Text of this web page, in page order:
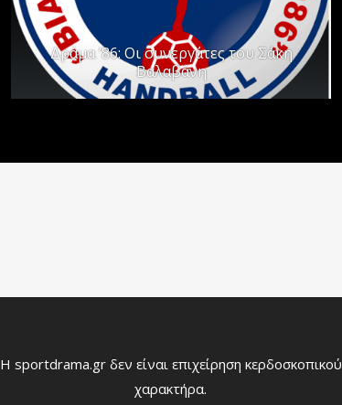
Δράμα ’86: Οι συνεργάτες του Σάκη
Βαλαβάνη
Η sportdrama.gr δεν είναι επιχείρηση κερδοσκοπικού
χαρακτήρα.